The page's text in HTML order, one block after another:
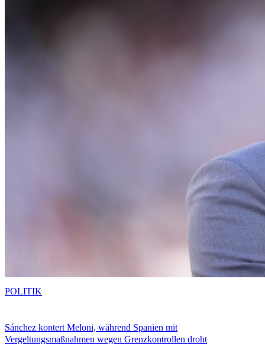
Sánchez kontert Meloni, während Spanien mit
Vergeltungsmaßnahmen wegen Grenzkontrollen droht
POLITIK